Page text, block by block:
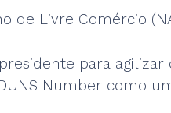
de Livre Comércio
para
Number como